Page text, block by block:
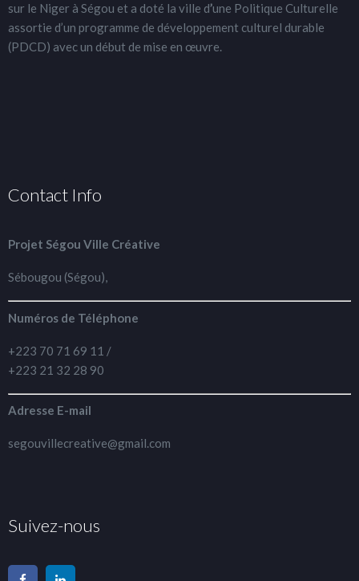
sur le Niger à Ségou et a doté la ville d’une Politique Culturelle
assortie d’un programme de développement culturel durable
(PDCD) avec un début de mise en œuvre.
Contact Info
Projet Ségou Ville Créative
Sébougou (Ségou),
Numéros de Téléphone
+223 70 71 69 11 /
+223 21 32 28 90
Adresse E-mail
segouvillecreative@gmail.com
Suivez-nous